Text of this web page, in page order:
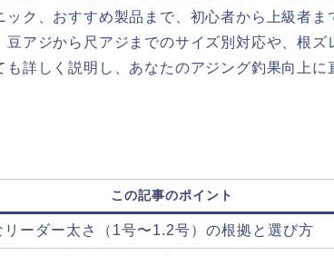
ック、おすすめ製品まで、初心者から上級者ま
豆アジから尺アジまでのサイズ別対応や、根ズ
も詳しく説明し、あなたのアジング釣果向上に
この記事のポイント
ーダー太さ（1号〜1.2号）の根拠と選び方